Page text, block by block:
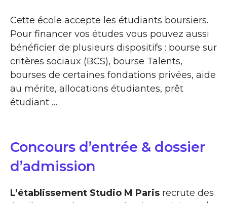
Cette école accepte les étudiants boursiers.
Pour financer vos études vous pouvez aussi
bénéficier de plusieurs dispositifs : bourse sur
critères sociaux (BCS), bourse Talents,
bourses de certaines fondations privées, aide
au mérite, allocations étudiantes, prêt
étudiant …
Concours d’entrée & dossier
d’admission
L’établissement Studio M Paris recrute des